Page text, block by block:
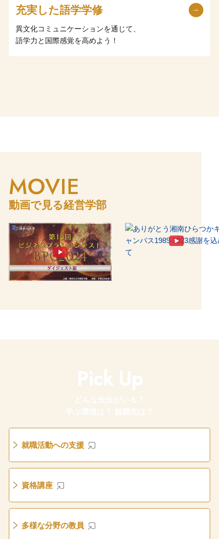
充実した語学学修
異文化コミュニケーションを通じて、
語学力と国際感覚を高めよう！
MOVIE
動画で見る経営学部
就職活動への支援
資格講座
多様な分野の教員